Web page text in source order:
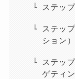
ステッ
ステッ
ション）
ステッ
ゲティン